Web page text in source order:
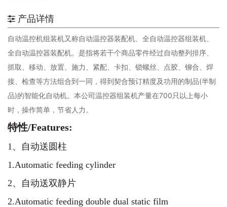
产品详情
自动温控机组装机又称自动温控器装配机、全自动温控器组装机、
全自动温控器装配机。是指将若干个商品零件经过自动整列排序、
抓取、移动、放置、施力、紧配、卡扣、锁螺丝、点胶、铆合、焊
接、检查等方法组合到一同，得到契合预订精度及功用的制品(半制
品)的智能化自动机。本公司温控器组装机产量在700只以上每小
时，操作简单，节省人力。
特性/Features:
1、自动送圆柱
1.Automatic feeding cylinder
2、自动送双静片
2.Automatic feeding double dual static film